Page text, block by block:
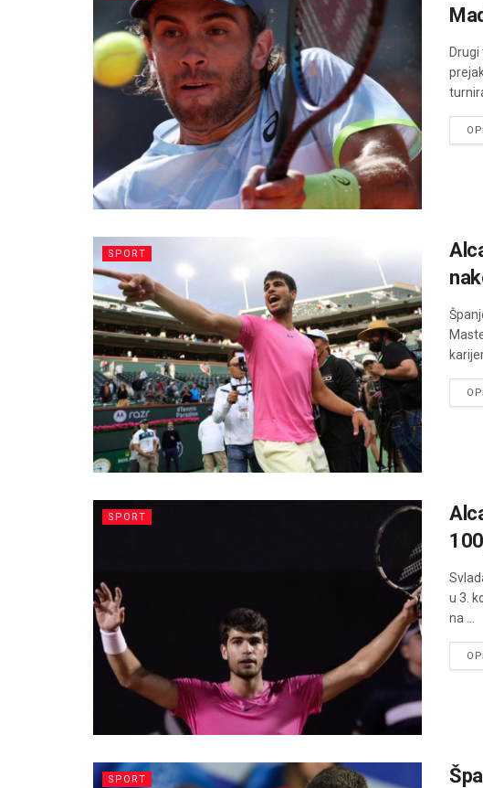
SPORT
SPORT
u 3.
na ...
SPORT